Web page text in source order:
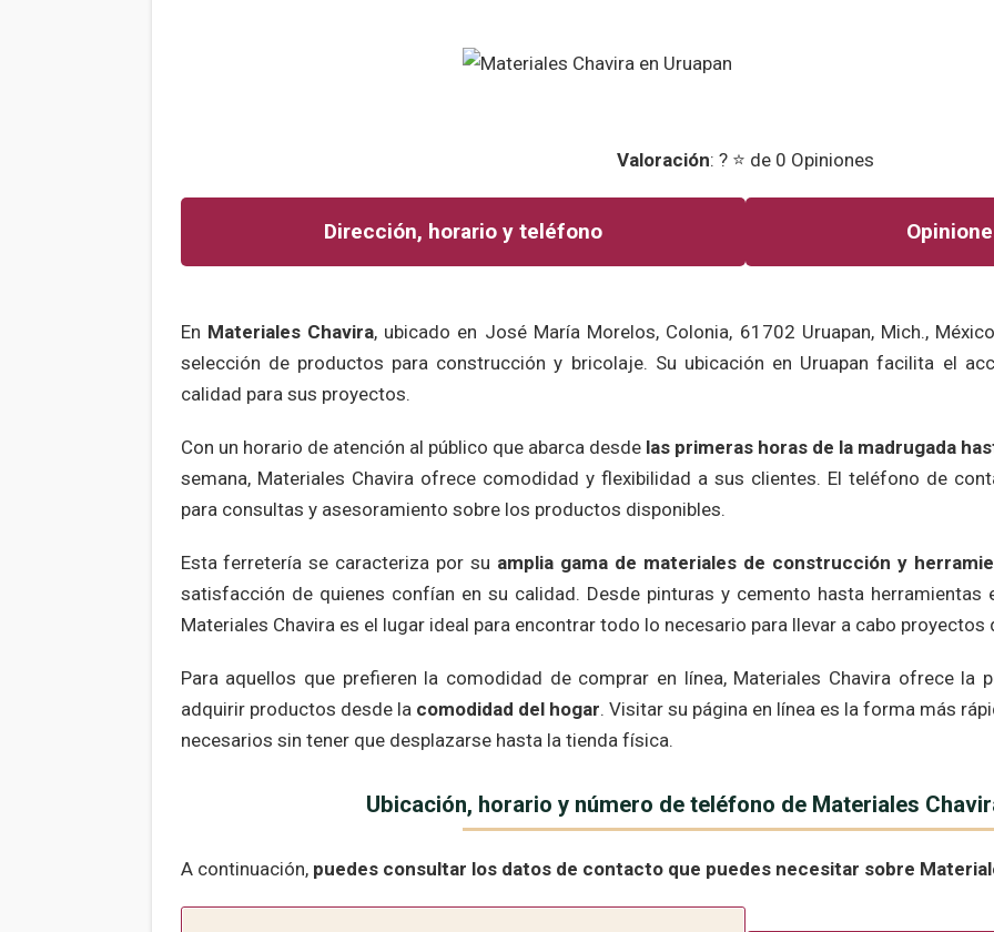
Valoración: ? ⭐ de 0 Opiniones
Dirección, horario y teléfono
En Materiales Chavira, ubicado en José María Morelos, Colonia, 61702 Uruapan, Mich.,
selección de productos para construcción y bricolaje. Su ubicación en Uruapan facilita el
calidad para sus proyectos.
Con un horario de atención al público que abarca desde las primeras horas de la madrugada
semana, Materiales Chavira ofrece comodidad y flexibilidad a sus clientes. El teléfono de
para consultas y asesoramiento sobre los productos disponibles.
Esta ferretería se caracteriza por su amplia gama de materiales de construcción y
satisfacción de quienes confían en su calidad. Desde pinturas y cemento hasta
Materiales Chavira es el lugar ideal para encontrar todo lo necesario para llevar a cabo
Para aquellos que prefieren la comodidad de comprar en línea, Materiales Chavira ofrece la
adquirir productos desde la comodidad del hogar. Visitar su página en línea es la forma más
necesarios sin tener que desplazarse hasta la tienda física.
Ubicación, horario y número de teléfono de Materiales
A continuación, puedes consultar los datos de contacto que puedes necesitar sobre